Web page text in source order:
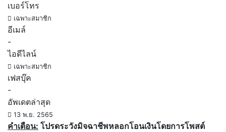
เบอร์โทร
เฉพาะสมาชิก
อีเมล์
-
ไอดีไลน์
เฉพาะสมาชิก
เฟสบุ๊ค
-
อัพเดตล่าสุด
13 พ.ย. 2565
คำเตือน: โปรดระวังมิจฉาชีพหลอกโอนเงินโดยการโพสต์